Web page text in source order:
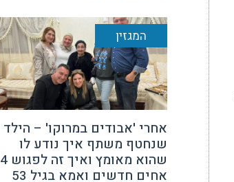
המגזין
אחרי 'אבודים במרוקו' – הילד
שנחטף משתף איך נודע לו
שהוא מאומץ ואיך זה לפגוש 4
אחים חדשים ואמא בגיל 53